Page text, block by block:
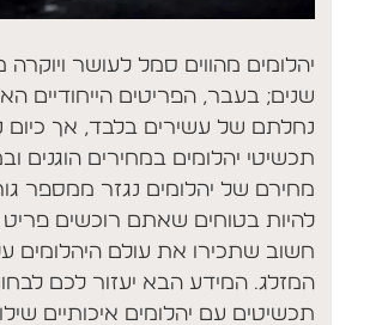
יהלומים מהווים סמל לעושר
שנים; בעבר, הפריטים הייחודיים
נחלתם של עשירים בלבד, אך כיום
תכשיטי יהלומים במחירים הוגנים
מחירם של יהלומים נגזר ממספר
להיות בטוחים שאתם רוכשים פריט
חשוב שתכירו את עולם היהלומים
המזלג. המידע הבא יעזור לכם
תכשיטים עם יהלומים איכותיים